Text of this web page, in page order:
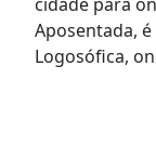
Aposentada,
Logosófica,